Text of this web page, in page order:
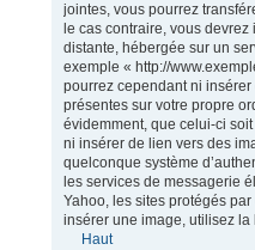
jointes, vous pourrez
le cas contraire, vous
distante, hébergée sur un
exemple « http://
pourrez cependant ni
présentes sur votre propre
évidemment, que celui-ci
ni insérer de lien vers des
quelconque système
les services de messagerie
Yahoo, les sites protégés
insérer une image, utilisez
Haut